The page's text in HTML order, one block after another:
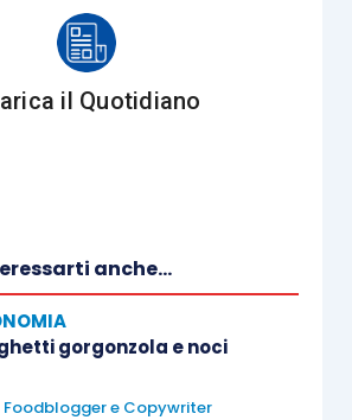
le mele non anneriscano.
50 g di burro e fatelo
l’impasto su una spianatoia.
ad impastare e a lavorare a
ad ottenere un impasto liscio e
l’impasto in una ciotola e
il Quotidiano
anche...
gorgonzola e noci
Foodblogger e Copywriter